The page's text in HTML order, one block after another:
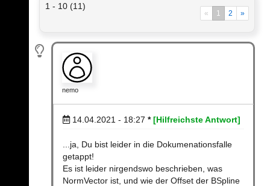
1 - 10 (11)
« 1 2 »
nemo
14.04.2021 - 18:27 * [Hilfreichste Antwort]
...ja, Du bist leider in die Dokumenationsfalle
getappt!
Es ist leider nirgendswo beschrieben, was
NormVector ist, und wie der Offset der BSpline